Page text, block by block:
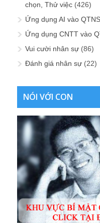
chọn, Thử việc (426)
Ứng dụng AI vào QTNS
Ứng dụng CNTT vào
Vui cười nhân sự (86)
Đánh giá nhân sự (22)
NÓI VỚI CON